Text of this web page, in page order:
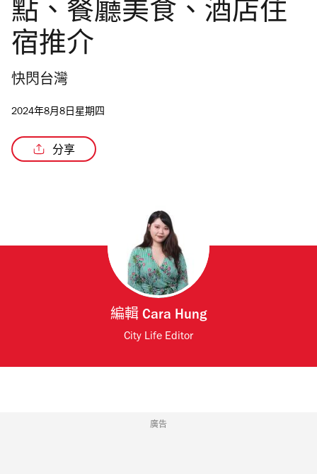
點、餐廳美食、酒店住
宿推介
快閃台灣
2024年8月8日星期四
分享
編輯 Cara Hung
City Life Editor
廣告